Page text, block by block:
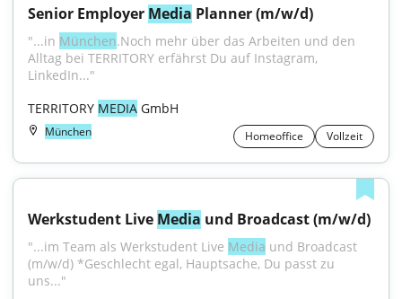
Senior Employer Media Planner (m/w/d)
"...in München.Noch mehr über das Arbeiten und den
Alltag bei TERRITORY erfährst Du auf Instagram,
LinkedIn..."
TERRITORY MEDIA GmbH
München Homeoffice Vollzeit
Werkstudent Live Media und Broadcast (m/w/d)
"...im Team als Werkstudent Live Media und Broadcast
(m/w/d) *Geschlecht egal, Hauptsache, Du passt zu
uns..."